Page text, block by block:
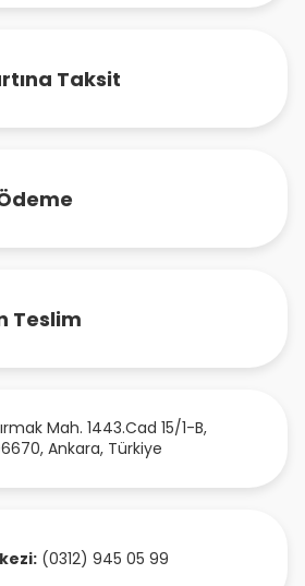
Taksit
Teslim
Mah. 1443.Cad 15/1-B,
, Ankara, Türkiye
(0312) 945 05 99